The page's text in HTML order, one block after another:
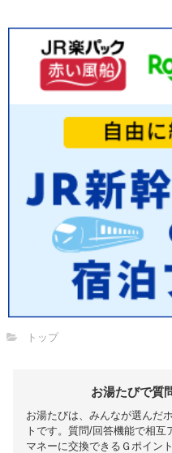
トップ
お湯たびで質
お湯たびは、みんなが選んだ
トです。質問/回答機能で相
マネーに交換できるＧポイン